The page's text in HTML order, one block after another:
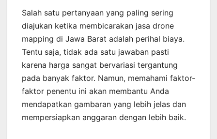
Salah satu pertanyaan yang paling sering
diajukan ketika membicarakan jasa drone
mapping di Jawa Barat adalah perihal biaya.
Tentu saja, tidak ada satu jawaban pasti
karena harga sangat bervariasi tergantung
pada banyak faktor. Namun, memahami faktor-
faktor penentu ini akan membantu Anda
mendapatkan gambaran yang lebih jelas dan
mempersiapkan anggaran dengan lebih baik.